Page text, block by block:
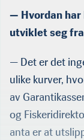
— Hvordan
utviklet seg
— Det er det
ulike kurver,
av
og
anta er at